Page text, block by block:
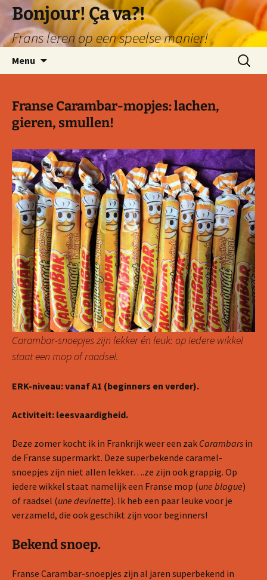
naar
de
inhoud
Bonjour! Ça va?!
Frans leren op een speelse manier!
Menu
Zoeken
naar:
Franse Carambar-mopjes: lachen,
gieren, smullen!
Carambar-snoepjes zijn lekker én leuk: op iedere wikkel
staat een mop of raadsel.
ERK-niveau: vanaf A1 (beginners en verder).
Activiteit: leesvaardigheid.
Deze zomer kocht ik in Frankrijk weer een zak Carambars in
de Franse supermarkt. Deze superbekende caramel-
snoepjes zijn niet allen lekker….ze zijn ook grappig. Op
iedere wikkel staat namelijk een Franse mop (une blague)
of raadsel (une devinette). Ik heb een paar leuke voor je
verzameld, die ook geschikt zijn voor beginners!
Bekend snoep.
Franse Carambar-snoepjes zijn al jaren superbekend in